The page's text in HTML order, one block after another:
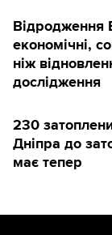
Відродження
економічні,
ніж
дослідження
230
Дніпра до
має тепер